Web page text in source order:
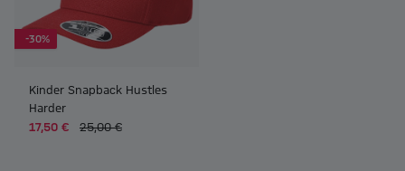
-30%
Kinder Snapback Hustles
Harder
17,50 €
25,00 €